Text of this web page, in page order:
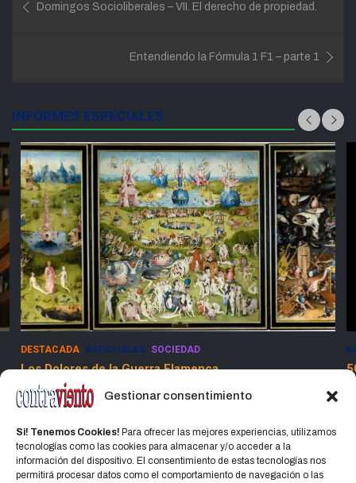
Gestionar consentimiento
Si! Tenemos Cookies! Para ofrecer las mejores experiencias, utilizamos
tecnologías como las cookies para almacenar y/o acceder a la
información del dispositivo. El consentimiento de estas tecnologías nos
permitirá procesar datos como el comportamiento de navegación o las
de
Domingos Socioliberales – VII. El derecho de propiedad.
Entendiendo la Fórmula 1 F1 – parte 1
INFORMES ESPECIALES
DESTACADA ESPECIALES SOCIEDAD
Los Dolores de la Guerra Flamenca
13 marzo, 2025 Jorge Martinez Jorge